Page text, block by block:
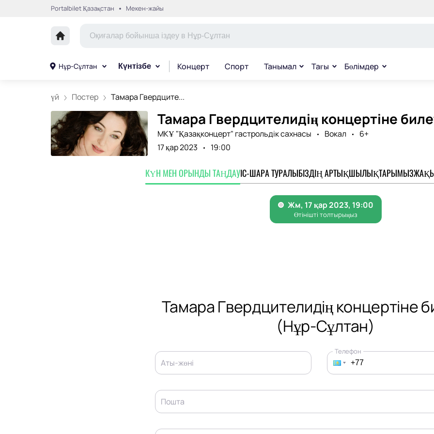
Portalbilet Қазақстан Мекен-жайы
Нұр-Сұлтан Күнтізбе Концерт Спорт Танымал Тағы Бөлімдер
үй Постер Тамара Гвердците...
Тамара Гвердцителидің концертіне
МКҰ "Қазақконцерт" гастрольдік сахнасы Вокал
6+
17 қар 2023
19:00
КҮН МЕН ОРЫНДЫ ТАҢДАУІС-ШАРА ТУРАЛЫБІЗДІҢ АРТЫҚШЫЛЫҚТАРЫМЫЗ
Тамара Гвердцителидің концертіне
(Нұр-Сұлтан)
Аты-жөні
Телефон
Пошта